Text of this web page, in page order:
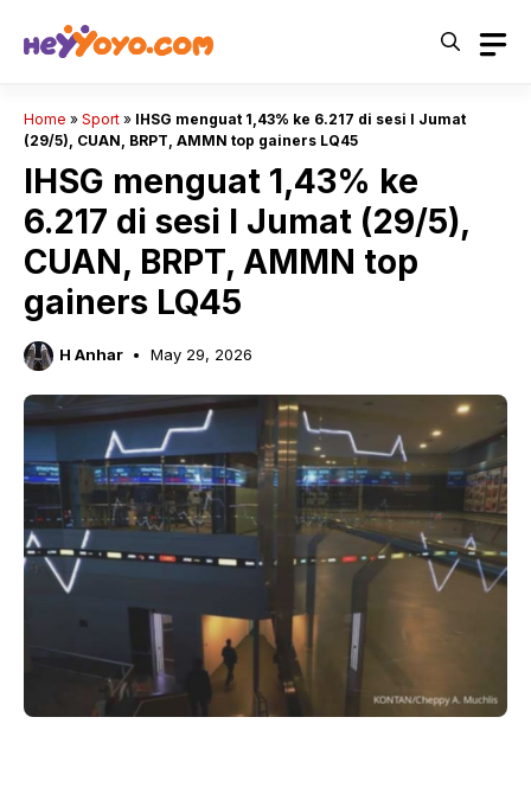
Home » Sport » IHSG menguat 1,43% ke 6.217 di sesi I Jumat
(29/5), CUAN, BRPT, AMMN top gainers LQ45
IHSG menguat 1,43% ke
6.217 di sesi I Jumat (29/5),
CUAN, BRPT, AMMN top
gainers LQ45
H Anhar May 29, 2026